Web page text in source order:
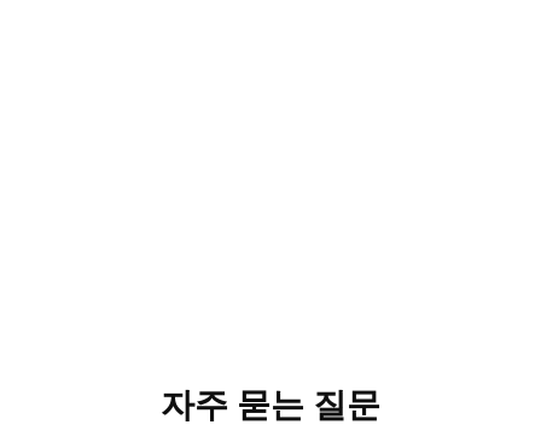
자주 묻는 질문